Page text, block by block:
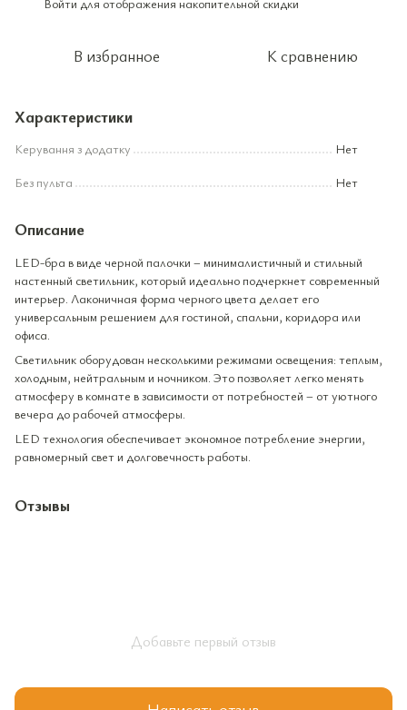
В избранное К сравнению
Характеристики
Керування з додатку
Нет
Без пульта
Нет
Описание
LED-бра в виде черной палочки – минималистичный и стильный
настенный светильник, который идеально подчеркнет современный
интерьер. Лаконичная форма черного цвета делает его
универсальным решением для гостиной, спальни, коридора или
офиса.
Светильник оборудован несколькими режимами освещения: теплым,
холодным, нейтральным и ночником. Это позволяет легко менять
атмосферу в комнате в зависимости от потребностей – от уютного
вечера до рабочей атмосферы.
LED технология обеспечивает экономное потребление энергии,
равномерный свет и долговечность работы.
Отзывы
Добавьте первый отзыв